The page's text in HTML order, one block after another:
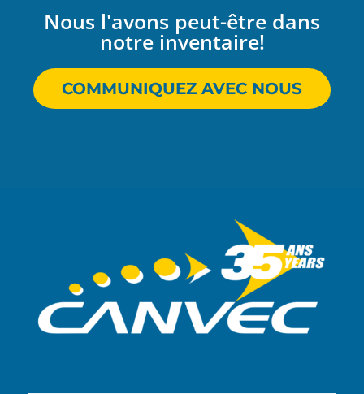
Nous l'avons peut-être dans
notre inventaire!
COMMUNIQUEZ AVEC NOUS